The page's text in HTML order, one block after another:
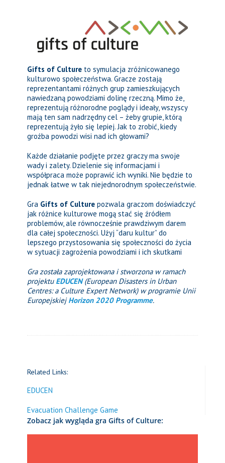
Gifts of Culture to symulacja zróżnicowanego
kulturowo społeczeństwa. Gracze zostają
reprezentantami różnych grup zamieszkujących
nawiedzaną powodziami dolinę rzeczną. Mimo że,
reprezentują różnorodne poglądy i ideały, wszyscy
mają ten sam nadrzędny cel – żeby grupie, którą
reprezentują żyło się lepiej. Jak to zrobić, kiedy
groźba powodzi wisi nad ich głowami?
Każde działanie podjęte przez graczy ma swoje
wady i zalety. Dzielenie się informacjami i
współpraca może poprawić ich wyniki. Nie będzie to
jednak łatwe w tak niejednorodnym społeczeństwie.
Gra Gifts of Culture pozwala graczom doświadczyć
jak różnice kulturowe mogą stać się źródłem
problemów, ale równocześnie prawdziwym darem
dla całej społeczności. Użyj “daru kultur” do
lepszego przystosowania się społeczności do życia
w sytuacji zagrożenia powodziami i ich skutkami
Gra została zaprojektowana i stworzona w ramach
projektu EDUCEN(European Disasters in Urban
Centres: a Culture Expert Network) w programie Unii
EuropejskiejHorizon 2020 Programme.
Related Links:
EDUCEN
Evacuation Challenge Game
Zobacz jak wygląda gra Gifts of Culture: